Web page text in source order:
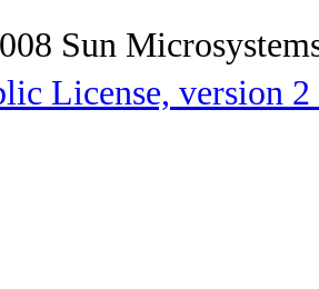
Sun
License, version